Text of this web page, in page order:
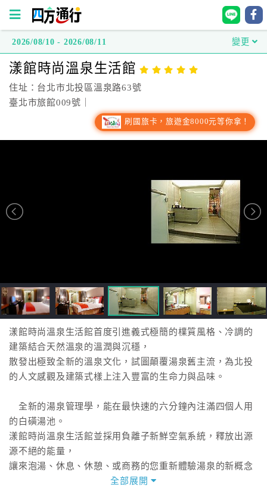
方
通
行
房
跟
飯
店
訂
房
HOT
色
民
宿
2026/08/10 - 2026/08/11 變更
漾館時尚溫泉生活館
住址：台北市北投區溫泉路63號
臺北市旅館009號｜
刷國旅卡，旅遊金8000元等你拿！
漾館時尚溫泉生活館首度引進義式極簡的檏質風格、冷調的
建築結合天然溫泉的溫潤與沉穩，
散發出極致全新的溫泉文化，試圖顛覆湯泉舊主流，為北投
的人文感觀及建築式樣上注入豐富的生命力與品味。
全新的湯泉管理學，能在最快速的六分鐘內注滿四個人用
的白磺湯池。
漾館時尚溫泉生活館並採用負離子新鮮空氣系統，釋放出源
源不絕的能量，
讓來泡湯、休息、休憩、或商務的您重新體驗湯泉的新概念
全部展開